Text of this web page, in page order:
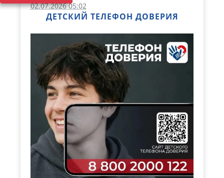
02.07.2026 05:02
ДЕТСКИЙ ТЕЛЕФОН ДОВЕРИЯ